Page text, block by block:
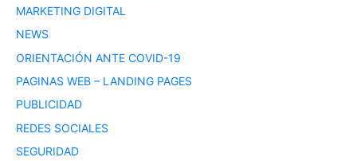
MARKETING DIGITAL
NEWS
ORIENTACIÓN ANTE COVID-19
PAGINAS WEB – LANDING PAGES
PUBLICIDAD
REDES SOCIALES
SEGURIDAD